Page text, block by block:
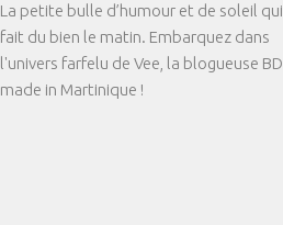
La petite bulle d’humour et de soleil qui
fait du bien le matin. Embarquez dans
l'univers farfelu de Vee, la blogueuse BD
made in Martinique !